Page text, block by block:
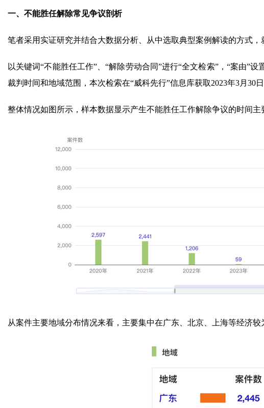
一、不能胜任解除常见争议剖析
笔者采用实证研究并结合大数据分析、从中选取典型案例解读的方式
以关键词“不能胜任工作”、“解除劳动合同”进行“全文检索”，“案由”
裁判时间和地域范围，本次检索在“威科先行”信息库获取2023年3月30日
整体情况如图所示，样本数据显示产生不能胜任工作解除争议的时间主
从案件主要地域分布情况来看，主要集中在广东、北京、上海等经济